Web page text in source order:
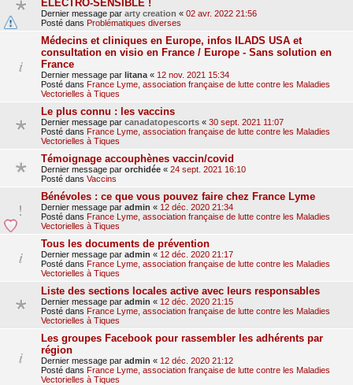
ELECTRO-SENSIBLE !
Dernier message par arty creation « 02 avr. 2022 21:56
Posté dans Problématiques diverses
Médecins et cliniques en Europe, infos ILADS USA et
consultation en visio en France / Europe - Sans solution en
France
Dernier message par litana « 12 nov. 2021 15:34
Posté dans France Lyme, association française de lutte contre les Maladies
Vectorielles à Tiques
Le plus connu : les vaccins
Dernier message par canadatopescorts « 30 sept. 2021 11:07
Posté dans France Lyme, association française de lutte contre les Maladies
Vectorielles à Tiques
Témoignage accouphènes vaccin/covid
Dernier message par orchidée « 24 sept. 2021 16:10
Posté dans Vaccins
Bénévoles : ce que vous pouvez faire chez France Lyme
Dernier message par admin « 12 déc. 2020 21:34
Posté dans France Lyme, association française de lutte contre les Maladies
Vectorielles à Tiques
Tous les documents de prévention
Dernier message par admin « 12 déc. 2020 21:17
Posté dans France Lyme, association française de lutte contre les Maladies
Vectorielles à Tiques
Liste des sections locales active avec leurs responsables
Dernier message par admin « 12 déc. 2020 21:15
Posté dans France Lyme, association française de lutte contre les Maladies
Vectorielles à Tiques
Les groupes Facebook pour rassembler les adhérents par
région
Dernier message par admin « 12 déc. 2020 21:12
Posté dans France Lyme, association française de lutte contre les Maladies
Vectorielles à Tiques